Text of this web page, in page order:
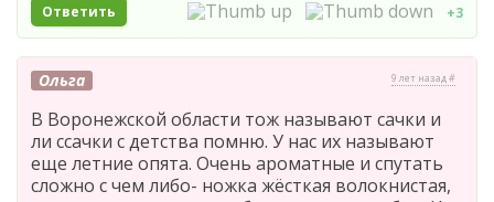
Ответить +3
Ольга 9 лет назад #
В Воронежской области тож называют сачки и
ли ссачки с детства помню. У нас их называют
еще летние опята. Очень ароматные и спутать
сложно с чем либо- ножка жёсткая волокнистая,